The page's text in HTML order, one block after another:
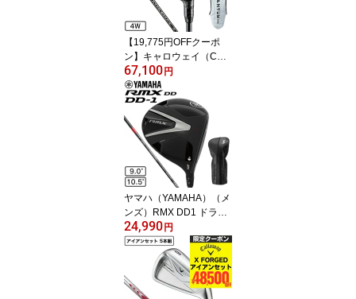
【19,775円OFFクーポ
ン】キャロウェイ（CAL
LAWAY）（メンズ）ク
アンタム ミニ QUANTU
M MINI BUFFY フェアウ
ェイウッド(4W ロフト17
度)ATHLEMAX 50
67,100 円
ヤマハ（YAMAHA）（メ
ンズ）RMX DD1 ドライ
バー TENSEI GR 50 202
5
24,990 円